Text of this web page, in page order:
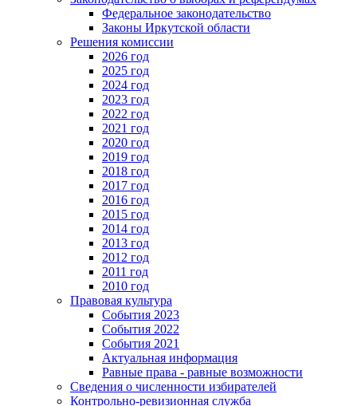
Федеральное законодательство
Законы Иркутской области
Решения комиссии
2026 год
2025 год
2024 год
2023 год
2022 год
2021 год
2020 год
2019 год
2018 год
2017 год
2016 год
2015 год
2014 год
2013 год
2012 год
2011 год
2010 год
Правовая культура
События 2023
События 2022
События 2021
Актуальная информация
Равные права - равные возможности
Сведения о численности избирателей
Контрольно-ревизионная служба